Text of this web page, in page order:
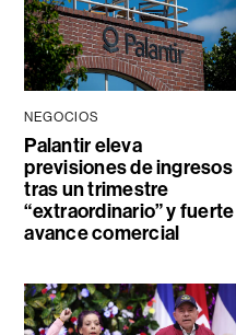
NEGOCIOS
Palantir eleva
previsiones de ingresos
tras un trimestre
“extraordinario” y fuerte
avance comercial